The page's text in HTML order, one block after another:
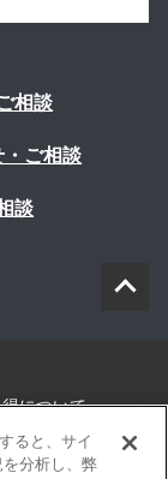
相談
ご相談
談
について
サイトについて
ると、サイ
分析し、弊